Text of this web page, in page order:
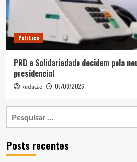
Política
PRD e Solidariedade decidem pela
presidencial
Redação 05/08/2026
Posts recentes